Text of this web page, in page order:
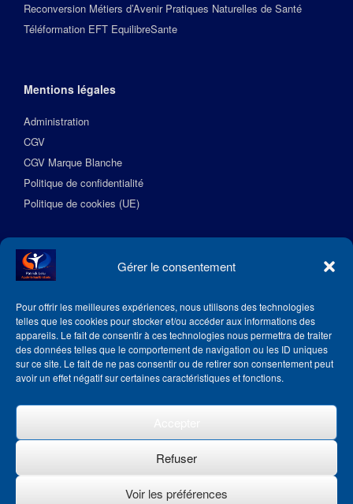
Gérer le consentement
Pour offrir les meilleures expériences, nous utilisons des technologies
telles que les cookies pour stocker et/ou accéder aux informations des
appareils. Le fait de consentir à ces technologies nous permettra de traiter
des données telles que le comportement de navigation ou les ID uniques
sur ce site. Le fait de ne pas consentir ou de retirer son consentement peut
avoir un effet négatif sur certaines caractéristiques et fonctions.
Refuser
Voir les préférences
Reconversion Métiers d’Avenir Pratiques Naturelles de Santé
Téléformation EFT EquilibreSante
Mentions légales
Administration
CGV
CGV Marque Blanche
Politique de confidentialité
Politique de cookies (UE)
Suivez l’Académie EquilibreSante